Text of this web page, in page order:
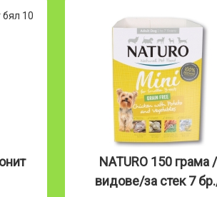
NATURO 150 грама /
видове/за стек 7 бр./